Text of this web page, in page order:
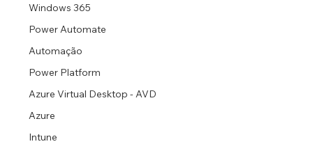
Windows 365
Power Automate
Automação
Power Platform
Azure Virtual Desktop - AVD
Azure
Intune